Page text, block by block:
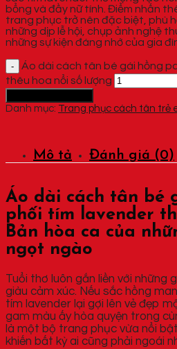
bổng và đầy nữ tính. Điểm nhấn
trang phục trở nên đặc biệt, phù
những dịp lễ hội, chụp ảnh nghệ
những sự kiện đáng nhớ của gia
Áo dài cách tân bé gái hồng
thêu hoa nổi số lượng
Danh mục: Trang phục cách tân trẻ
Mô tả Đánh giá (0)
Áo dài cách tân bé
phối tím lavender
Bản hòa ca của
ngọt ngào
Tuổi thơ luôn gắn liền với những
giàu cảm xúc. Nếu sắc hồng
tím lavender lại gợi lên vẻ đẹp
gam màu ấy hòa quyện trong
là một bộ trang phục vừa nổi
khiến bất kỳ ai cũng phải ngoái